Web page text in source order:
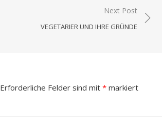
Next Post
VEGETARIER UND IHRE GRÜNDE
Erforderliche Felder sind mit * markiert